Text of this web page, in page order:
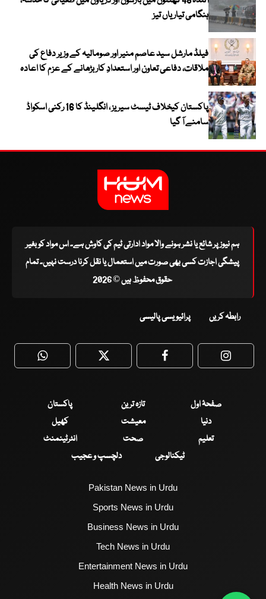
ہنگامی تیاریاں تیز
فیلڈ مارشل سید عاصم منیر اور صومالیہ کے وزیر دفاع کی
ملاقات، دفاعی تعاون اور استعدادِ کار بڑھانے کے عزم کا اعادہ
پاکستان کیخلاف ٹیسٹ سیریز ، انگلینڈ کا 16 رکنی اسکواڈ
سامنے آ گیا
ہم نیوز پر شائع یا نشر ہونے والا مواد ادارتی ٹیم کی کاوش ہے۔ اس مواد کو بغیر
پیشگی اجازت کسی بھی صورت میں استعمال یا نقل کرنا درست نہیں۔ تمام
حقوق محفوظ ہیں © 2026
رابطہ کریں پرائیویسی پالیسی
WhatsApp Twitter Facebook
صفحۂ اول تازہ ترین
پاکستان
دنیا
معیشت
کھیل
تعلیم
صحت
انٹرٹینمنٹ
ٹیکنالوجی
دلچسپ و عجیب
Pakistan News in Urdu
Sports News in Urdu
Business News in Urdu
Tech News in Urdu
Entertainment News in Urdu
Health News in Urdu